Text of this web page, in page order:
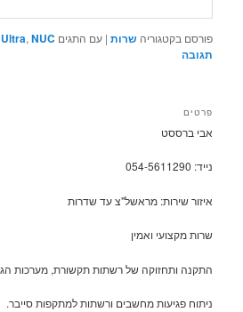
פורסם בקטגוריה שרות |עם התגים ,NUC
תגובה
פרטים
אבי ברססט
נייד: 054-5611290
איזור שירות: מראשל"צ עד שדרות
שרות מקצועי ואמין
התקנה ותחזוקה של רשתות תקשורת, מערכות
ניתוח פגיעות מחשבים ורשתות למתקפות סייבר.